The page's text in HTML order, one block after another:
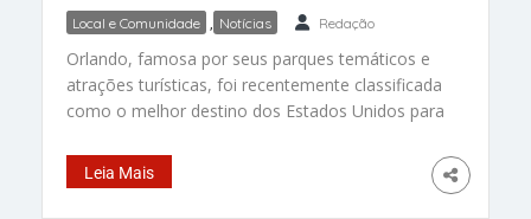
Local e Comunidade , Notícias Redação
Orlando, famosa por seus parques temáticos e
atrações turísticas, foi recentemente classificada
como o melhor destino dos Estados Unidos para
novo relatório. Esta classificação ressalta a
cidade não apenas como um destino turístico
Leia Mais